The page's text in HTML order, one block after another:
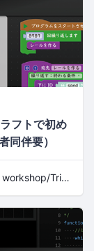
フトで初め
同伴要）
Kids Programming School 8x9(hack) workshop/Trial Lesson